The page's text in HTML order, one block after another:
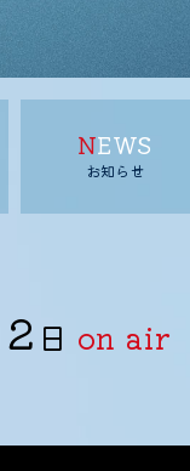
NEWS
お知らせ
2 日 on air